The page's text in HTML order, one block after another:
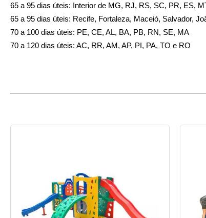
65 a 95 dias úteis: Interior de MG, RJ, RS, SC, PR, ES,
65 a 95 dias úteis: Recife, Fortaleza, Maceió, Salvador,
70 a 100 dias úteis: PE, CE, AL, BA, PB, RN, SE, MA
70 a 120 dias úteis: AC, RR, AM, AP, PI, PA, TO e RO